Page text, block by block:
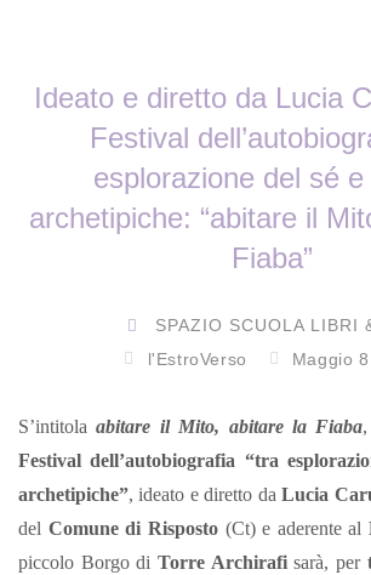
Ideato e diretto da Lucia
Festival
esplorazione del sé e
archetipiche: “abitare il
Fiaba”
SPAZIO SCUOLA LIBRI
l'EstroVerso
Maggio
S’intitolaabitare il Mito, abitare la Fiaba
Festival dell’autobiografia “tra
archetipiche”, ideato e diretto da Lucia
del Comune di Risposto(Ct) e aderente al
piccolo Borgo di Torre Archirafisarà, per